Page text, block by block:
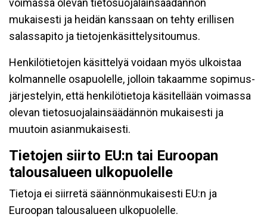
voimassa olevan tietosuojalainsäädännön
mukaisesti ja heidän kanssaan on tehty erillisen
salassapito ja tietojenkäsittelysitoumus.
Henkilötietojen käsittelyä voidaan myös ulkoistaa
kolmannelle osapuolelle, jolloin takaamme sopimus-
järjestelyin, että henkilötietoja käsitellään voimassa
olevan tietosuojalainsäädännön mukaisesti ja
muutoin asianmukaisesti.
Tietojen siirto EU:n tai Euroopan
talousalueen ulkopuolelle
Tietoja ei siirretä säännönmukaisesti EU:n ja
Euroopan talousalueen ulkopuolelle.